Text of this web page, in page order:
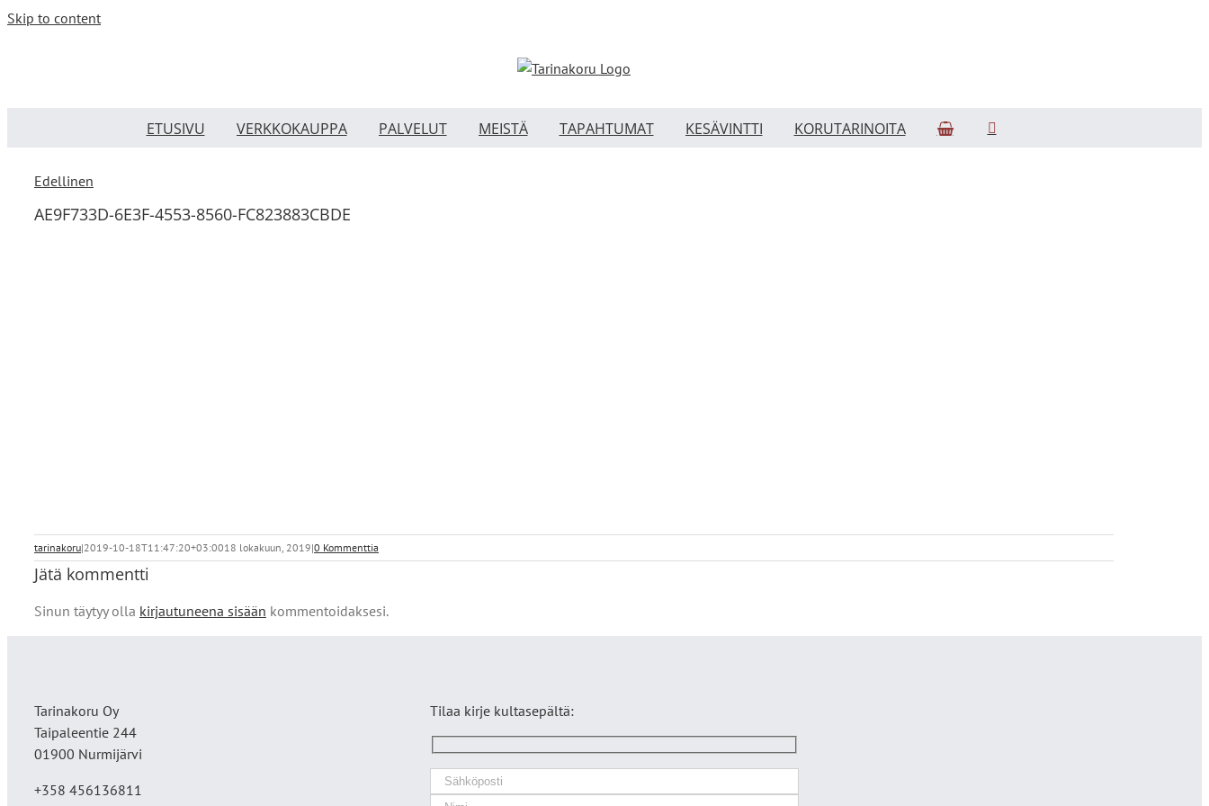
Skip to content
ETUSIVU VERKKOKAUPPA PALVELUT MEISTÄ TAPAHTUMAT KESÄVINTTI KORUTARINOITA
Edellinen
AE9F733D-6E3F-4553-8560-FC823883CBDE
tarinakoru|2019-10-18T11:47:20+03:0018 lokakuun, 2019|0 Kommenttia
Jätä kommentti
Sinun täytyy olla kirjautuneena sisään kommentoidaksesi.
Tarinakoru Oy
Taipaleentie 244
01900 Nurmijärvi
+358 456136811
Tilaa kirje kultasepältä: